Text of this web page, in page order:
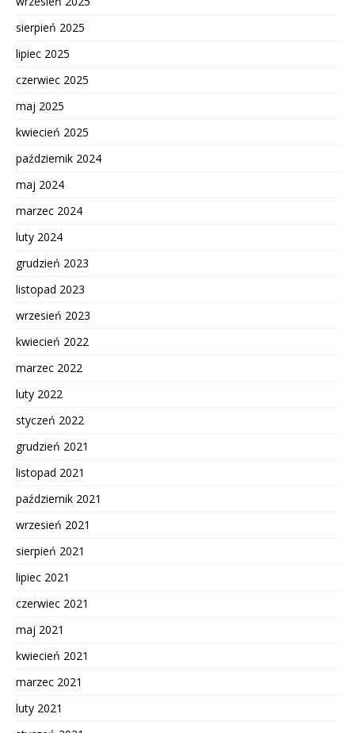
sierpień 2025
lipiec 2025
czerwiec 2025
maj 2025
kwiecień 2025
październik 2024
maj 2024
marzec 2024
luty 2024
grudzień 2023
listopad 2023
wrzesień 2023
kwiecień 2022
marzec 2022
luty 2022
styczeń 2022
grudzień 2021
listopad 2021
październik 2021
wrzesień 2021
sierpień 2021
lipiec 2021
czerwiec 2021
maj 2021
kwiecień 2021
marzec 2021
luty 2021